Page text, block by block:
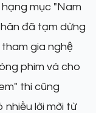
mục "Nam
đã tạm dừng
tham gia nghệ
phim và cho
thì cũng
lời mời từ